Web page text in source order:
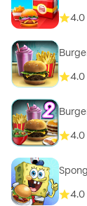
4.0
4.0
4.0
4.0